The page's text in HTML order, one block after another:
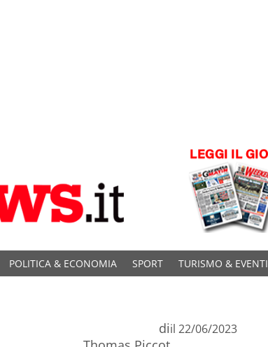
POLITICA & ECONOMIA SPORT TURISMO & EVENTI
diil 22/06/2023